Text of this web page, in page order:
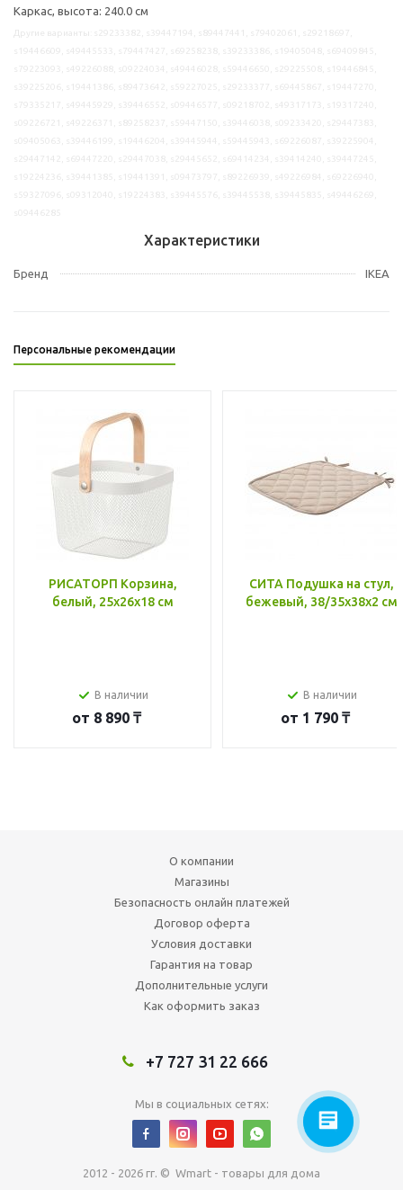
Каркас, высота: 240.0 см
Характеристики
Бренд IKEA
Персональные рекомендации
РИСАТОРП Корзина,
белый, 25x26x18 см
В наличии
от 8 890 ₸
СИТА Подушка на стул,
бежевый, 38/35x38x2 см
В наличии
от 1 790 ₸
О компании
Магазины
Безопасность онлайн платежей
Договор оферта
Условия доставки
Гарантия на товар
Дополнительные услуги
Как оформить заказ
+7 727 31 22 666
Мы в социальных сетях:
2012 - 2026 гг. © Wmart - товары для дома